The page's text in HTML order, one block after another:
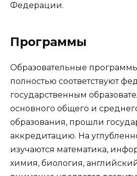
Федерации.
Программы
Образовательные
полностью соответствуют
государственным
основного общего и
образования, прошли
аккредитацию. На
изучаются математика,
химия, биология,